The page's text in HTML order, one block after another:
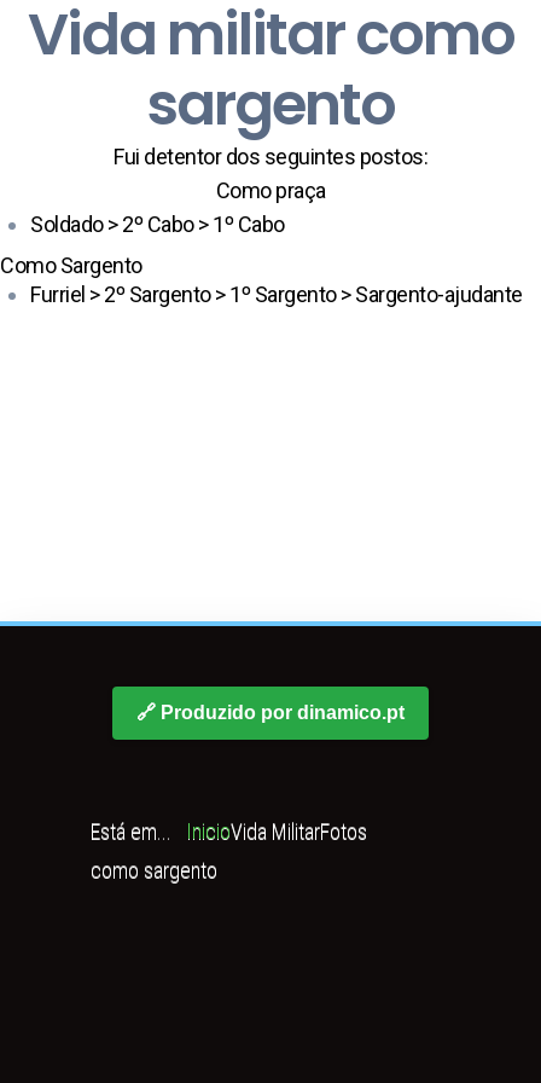
Vida militar como
sargento
Fui detentor dos seguintes postos:
Como praça
Soldado > 2º Cabo > 1º Cabo
Como Sargento
Furriel > 2º Sargento > 1º Sargento > Sargento-ajudante
🔗 Produzido por dinamico.pt
Está em... InicioVida MilitarFotos
como sargento